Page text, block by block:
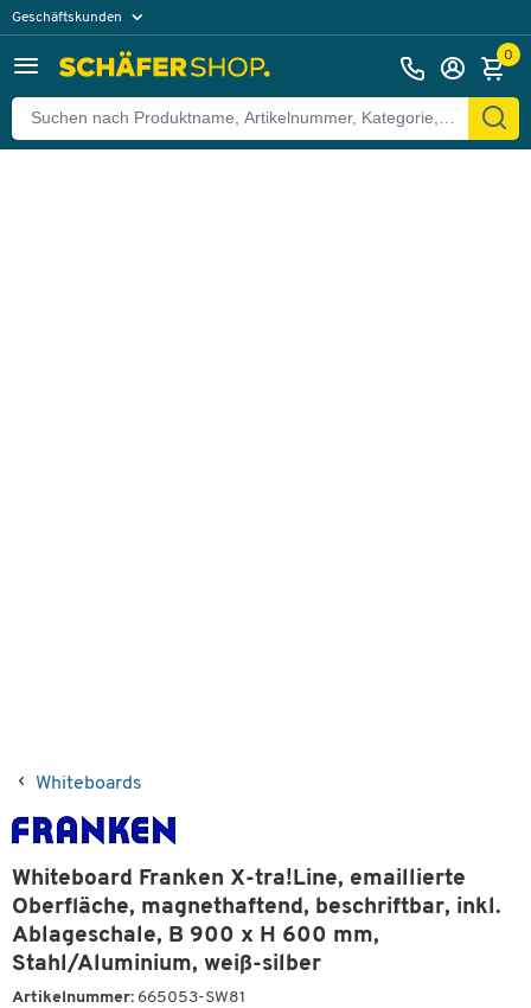
Geschäftskunden
0
Whiteboards
Whiteboard Franken X-tra!Line, emaillierte
Oberfläche, magnethaftend, beschriftbar, inkl.
Ablageschale, B 900 x H 600 mm,
Stahl/Aluminium, weiß-silber
Artikelnummer: 665053-SW81
Zurück